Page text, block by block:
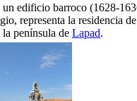
edificio barroco (1628-
representa la residencia de
península de Lapad.